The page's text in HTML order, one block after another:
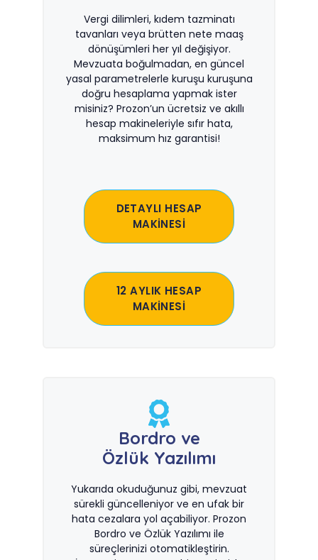
Vergi dilimleri, kıdem tazminatı
tavanları veya brütten nete maaş
dönüşümleri her yıl değişiyor.
Mevzuata boğulmadan, en güncel
yasal parametrelerle kuruşu kuruşuna
doğru hesaplama yapmak ister
misiniz? Prozon’un ücretsiz ve akıllı
hesap makineleriyle sıfır hata,
maksimum hız garantisi!
DETAYLI HESAP
MAKİNESİ
12 AYLIK HESAP
MAKİNESİ
Bordro ve
Özlük Yazılımı
Yukarıda okuduğunuz gibi, mevzuat
sürekli güncelleniyor ve en ufak bir
hata cezalara yol açabiliyor. Prozon
Bordro ve Özlük Yazılımı ile
süreçlerinizi otomatikleştirin.